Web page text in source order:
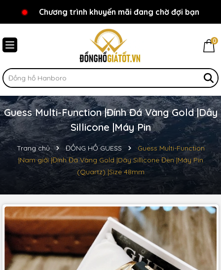
Chào mừng bạn đến với Đồnghồgiátốt.vn!
Chương trình khuyến mãi đang chờ đợi bạn
0
Guess Multi-Function |Đính Đá Vàng Gold |Dây
Sillicone |Máy Pin
Trang chủ ĐỒNG HỒ GUESS
Guess Multi-Function
|Nam giới |Đính Đá Vàng Gold |Dây Sillicone Đen |Máy Pin
(Quartz) |Size 48mm